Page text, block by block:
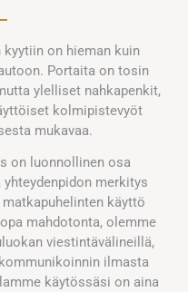
on hieman kuin
Portaita on tosin
ylelliset nahkapenkit,
kolmipistevyöt
mukavaa.
on luonnollinen osa
merkitys
käyttö
mahdotonta, olemme
viestintävälineillä,
ilmasta
käytössäsi on aina